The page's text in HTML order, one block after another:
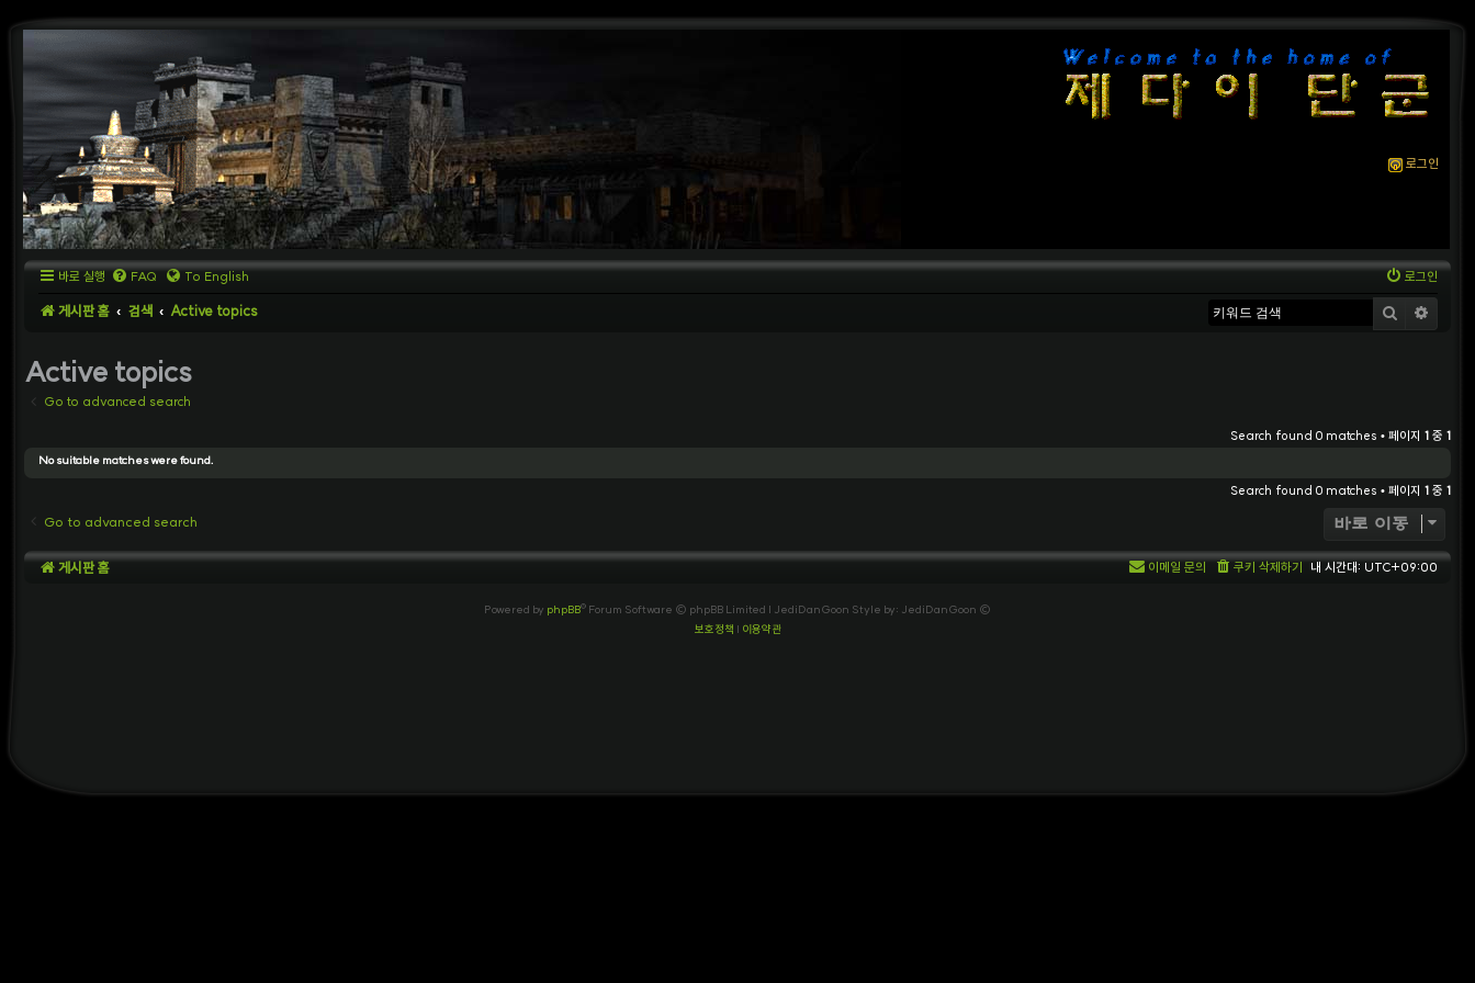
로그인
바로 실행 FAQ To English 로그인
게시판 홈 검색 Active topics 검색
Active topics
Go to advanced search
Search found 0 matches • 페이지 1 중 1
No suitable matches were found.
Search found 0 matches • 페이지 1 중 1
Go to advanced search 바로 이동
게시판 홈 내 시간대: UTC+09:00
쿠키 삭제하기
이메일 문의
Powered by phpBB® Forum Software © phpBB Limited | JediDanGoon Style by: JediDanGoon ©
보호정책 | 이용약관